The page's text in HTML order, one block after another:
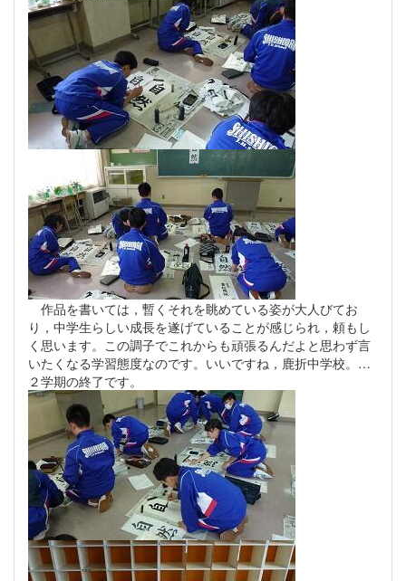
作品を書いては，暫くそれを眺めている姿が大人びてお
り，中学生らしい成長を遂げていることが感じられ，頼もし
く思います。この調子でこれからも頑張るんだよと思わず言
いたくなる学習態度なのです。いいですね，鹿折中学校。…
２学期の終了です。